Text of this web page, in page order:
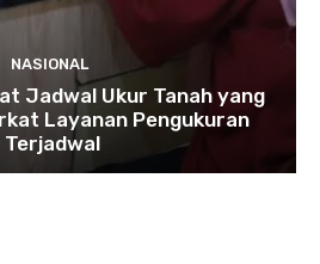
NASIONAL
Jadwal Ukur Tanah yang
Layanan Pengukuran
Terjadwal